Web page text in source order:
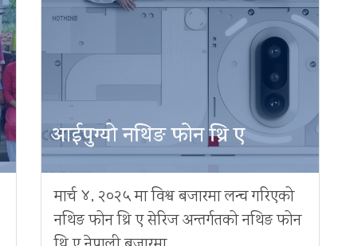
आईपुग्यो नथिङ फोन थ्रि ए
मार्च ४, २०२५ मा विश्व बजारमा लन्च गरिएको
नथिङ फोन थ्रि ए सेरिज अन्तर्गतको नथिङ फोन